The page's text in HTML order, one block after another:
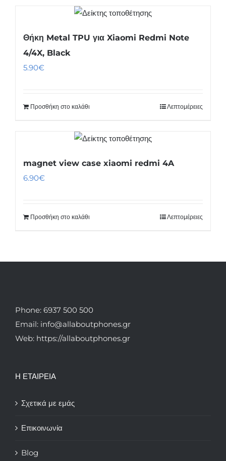
Θήκη Metal TPU για Xiaomi Redmi Note
4/4X, Black
5.90€
Προσθήκη στο καλάθι Λεπτομέρειες
magnet view case xiaomi redmi 4A
6.90€
Προσθήκη στο καλάθι Λεπτομέρειες
Phone: 6937 500 500
Email: info@allaboutphones.gr
Web: https://allaboutphones.gr
Η ΕΤΑΙΡΕΙΑ
Σχετικά με εμάς
Επικοινωνία
Blog